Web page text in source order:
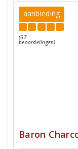
aanbieding
(67
beoordelingen)
Baron